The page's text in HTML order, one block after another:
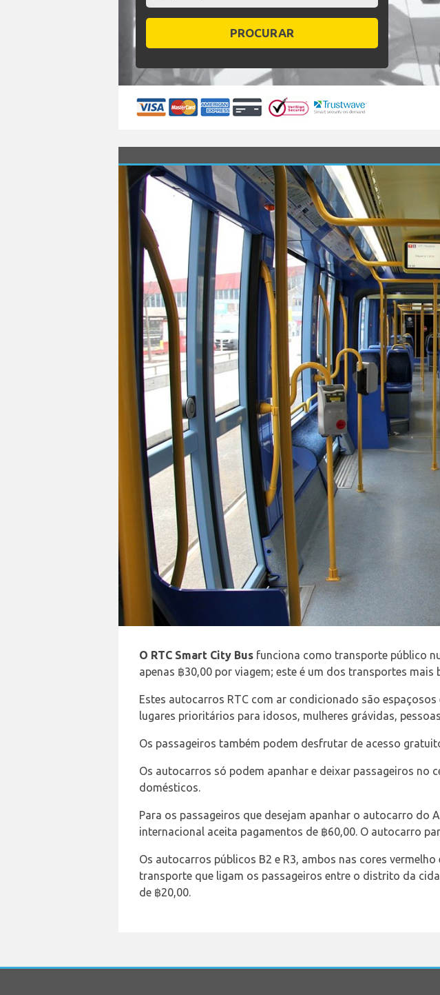
PROCURAR
O RTC Smart City Bus funciona como transporte público
apenas ฿30,00 por viagem; este é um dos transportes
Estes autocarros RTC com ar condicionado são
lugares prioritários para idosos, mulheres grávidas,
Os passageiros também podem desfrutar de acesso
Os autocarros só podem apanhar e deixar passageiros
domésticos.
Para os passageiros que desejam apanhar o autocarro do
internacional aceita pagamentos de ฿60,00. O autocarro
Os autocarros públicos B2 e R3, ambos nas cores
transporte que ligam os passageiros entre o distrito da
de ฿20,00.